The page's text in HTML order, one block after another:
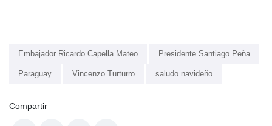
Embajador Ricardo Capella Mateo Presidente Santiago Peña
Paraguay Vincenzo Turturro saludo navideño
Compartir